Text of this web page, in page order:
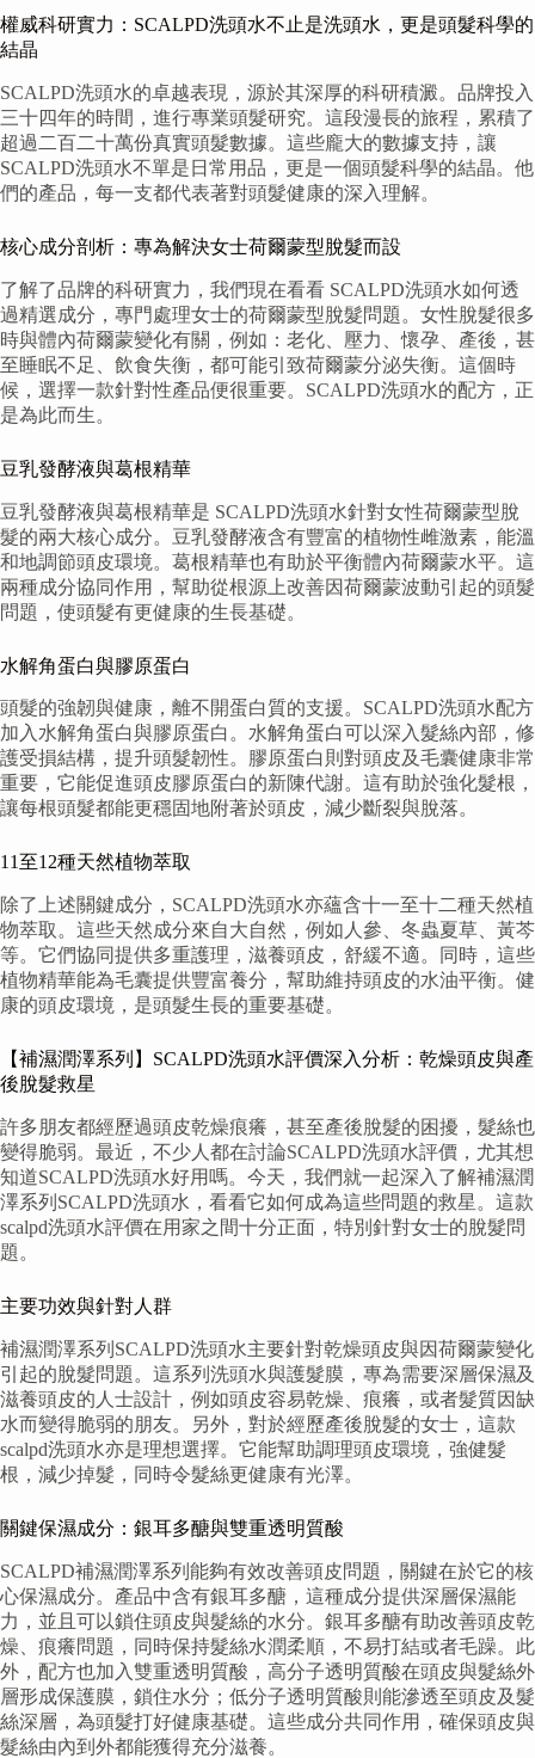
權威科研實力：SCALPD洗頭水不止是洗頭水，更是頭髮科學的
結晶
SCALPD洗頭水的卓越表現，源於其深厚的科研積澱。品牌投入
三十四年的時間，進行專業頭髮研究。這段漫長的旅程，累積了
超過二百二十萬份真實頭髮數據。這些龐大的數據支持，讓
SCALPD洗頭水不單是日常用品，更是一個頭髮科學的結晶。他
們的產品，每一支都代表著對頭髮健康的深入理解。
核心成分剖析：專為解決女士荷爾蒙型脫髮而設
了解了品牌的科研實力，我們現在看看 SCALPD洗頭水如何透
過精選成分，專門處理女士的荷爾蒙型脫髮問題。女性脫髮很多
時與體內荷爾蒙變化有關，例如：老化、壓力、懷孕、產後，甚
至睡眠不足、飲食失衡，都可能引致荷爾蒙分泌失衡。這個時
候，選擇一款針對性產品便很重要。SCALPD洗頭水的配方，正
是為此而生。
豆乳發酵液與葛根精華
豆乳發酵液與葛根精華是 SCALPD洗頭水針對女性荷爾蒙型脫
髮的兩大核心成分。豆乳發酵液含有豐富的植物性雌激素，能溫
和地調節頭皮環境。葛根精華也有助於平衡體內荷爾蒙水平。這
兩種成分協同作用，幫助從根源上改善因荷爾蒙波動引起的頭髮
問題，使頭髮有更健康的生長基礎。
水解角蛋白與膠原蛋白
頭髮的強韌與健康，離不開蛋白質的支援。SCALPD洗頭水配方
加入水解角蛋白與膠原蛋白。水解角蛋白可以深入髮絲內部，修
護受損結構，提升頭髮韌性。膠原蛋白則對頭皮及毛囊健康非常
重要，它能促進頭皮膠原蛋白的新陳代謝。這有助於強化髮根，
讓每根頭髮都能更穩固地附著於頭皮，減少斷裂與脫落。
11至12種天然植物萃取
除了上述關鍵成分，SCALPD洗頭水亦蘊含十一至十二種天然植
物萃取。這些天然成分來自大自然，例如人參、冬蟲夏草、黃芩
等。它們協同提供多重護理，滋養頭皮，舒緩不適。同時，這些
植物精華能為毛囊提供豐富養分，幫助維持頭皮的水油平衡。健
康的頭皮環境，是頭髮生長的重要基礎。
【補濕潤澤系列】SCALPD洗頭水評價深入分析：乾燥頭皮與產
後脫髮救星
許多朋友都經歷過頭皮乾燥痕癢，甚至產後脫髮的困擾，髮絲也
變得脆弱。最近，不少人都在討論SCALPD洗頭水評價，尤其想
知道SCALPD洗頭水好用嗎。今天，我們就一起深入了解補濕潤
澤系列SCALPD洗頭水，看看它如何成為這些問題的救星。這款
scalpd洗頭水評價在用家之間十分正面，特別針對女士的脫髮問
題。
主要功效與針對人群
補濕潤澤系列SCALPD洗頭水主要針對乾燥頭皮與因荷爾蒙變化
引起的脫髮問題。這系列洗頭水與護髮膜，專為需要深層保濕及
滋養頭皮的人士設計，例如頭皮容易乾燥、痕癢，或者髮質因缺
水而變得脆弱的朋友。另外，對於經歷產後脫髮的女士，這款
scalpd洗頭水亦是理想選擇。它能幫助調理頭皮環境，強健髮
根，減少掉髮，同時令髮絲更健康有光澤。
關鍵保濕成分：銀耳多醣與雙重透明質酸
SCALPD補濕潤澤系列能夠有效改善頭皮問題，關鍵在於它的核
心保濕成分。產品中含有銀耳多醣，這種成分提供深層保濕能
力，並且可以鎖住頭皮與髮絲的水分。銀耳多醣有助改善頭皮乾
燥、痕癢問題，同時保持髮絲水潤柔順，不易打結或者毛躁。此
外，配方也加入雙重透明質酸，高分子透明質酸在頭皮與髮絲外
層形成保護膜，鎖住水分；低分子透明質酸則能滲透至頭皮及髮
絲深層，為頭髮打好健康基礎。這些成分共同作用，確保頭皮與
髮絲由內到外都能獲得充分滋養。